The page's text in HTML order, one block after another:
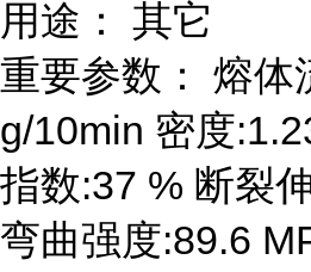
用途： 其它
重要参数： 熔体
g/10min 密度
指数:37 % 断裂
弯曲强度:89.6